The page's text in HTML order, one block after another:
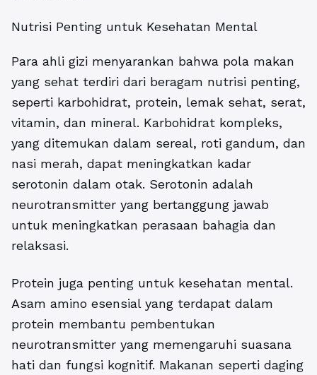
Nutrisi Penting untuk Kesehatan Mental
Para ahli gizi menyarankan bahwa pola makan
yang sehat terdiri dari beragam nutrisi penting,
seperti karbohidrat, protein, lemak sehat, serat,
vitamin, dan mineral. Karbohidrat kompleks,
yang ditemukan dalam sereal, roti gandum, dan
nasi merah, dapat meningkatkan kadar
serotonin dalam otak. Serotonin adalah
neurotransmitter yang bertanggung jawab
untuk meningkatkan perasaan bahagia dan
relaksasi.
Protein juga penting untuk kesehatan mental.
Asam amino esensial yang terdapat dalam
protein membantu pembentukan
neurotransmitter yang memengaruhi suasana
hati dan fungsi kognitif. Makanan seperti daging